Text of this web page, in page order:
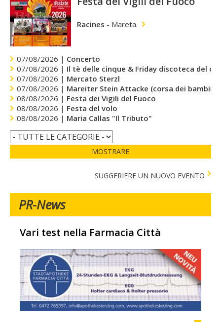
Racines - Mareta.
07/08/2026 | Concerto
07/08/2026 | Il tè delle cinque & Friday discoteca del
07/08/2026 | Mercato Sterzl
07/08/2026 | Mareiter Stein Attacke (corsa dei bambini)
08/08/2026 | Festa dei Vigili del Fuoco
08/08/2026 | Festa del volo
08/08/2026 | Maria Callas "Il Tributo"
MOSTRARE
SUGGERIERE UN NUOVO EVENTO
PR-News
Vari test nella Farmacia Città